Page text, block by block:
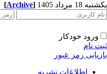
یکشنبه 18 مرداد 1405 [Archive]
ورود خودکار
ثبت نام
بازیابی رمز عبور
اطلاعات نشریه